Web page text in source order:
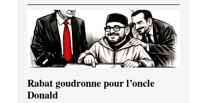
Rabat goudronne pour l’oncle
Donald